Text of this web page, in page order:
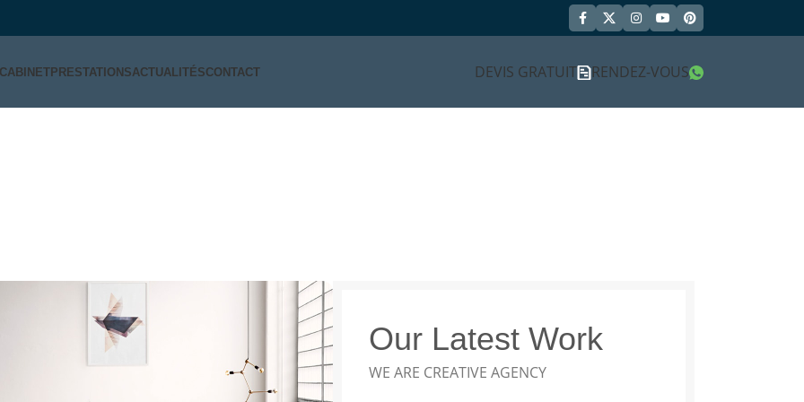
CABINETPRESTATIONSACTUALITÉSCONTACT DEVIS GRATUIT RENDEZ-VOUS
Our Latest Work
WE ARE CREATIVE AGENCY